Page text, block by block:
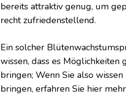
bereits attraktiv genug, um
recht zufriedenstellend.
Ein solcher
wissen, dass es
bringen; Wenn Sie also
bringen, erfahren Sie hier